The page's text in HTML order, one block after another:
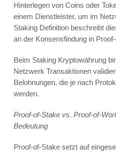
Hinterlegen von Coins oder
einem Dienstleister, um im
Staking Definition beschreibt
an der Konsensfindung in
Beim Staking Kryptowährung
Netzwerk Transaktionen
Belohnungen, die je nach
werden.
Proof-of-Stake vs. Proof-of-
Bedeutung
Proof-of-Stake setzt auf